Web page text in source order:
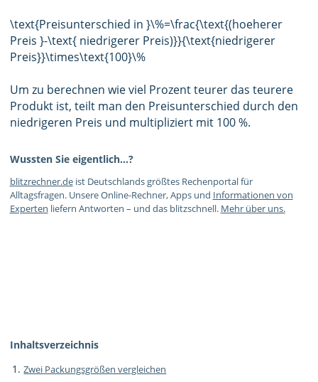
\text{Preisunterschied in }\%=\frac{\text{(hoeherer
Preis }-\text{ niedrigerer Preis)}}{\text{niedrigerer
Preis}}\times\text{100}\%
Um zu berechnen wie viel Prozent teurer das teurere
Produkt ist, teilt man den Preisunterschied durch den
niedrigeren Preis und multipliziert mit 100 %.
Wussten Sie eigentlich…?
blitzrechner.deist Deutschlands größtes Rechenportal für
Alltagsfragen. Unsere Online-Rechner, Apps und Informationen von
Experten liefern Antworten – und das blitzschnell. Mehr über uns.
Inhaltsverzeichnis
Zwei Packungsgrößen vergleichen